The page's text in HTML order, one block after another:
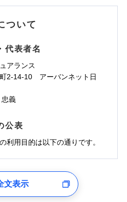
ついて
代表者名
アランス
2-14-10 アーバンネット日
義
公表
利用目的は以下の通りです。
理のため
文表示